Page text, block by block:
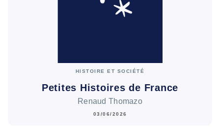
HISTOIRE ET SOCIÉTÉ
Petites Histoires de France
Renaud Thomazo
03/06/2026